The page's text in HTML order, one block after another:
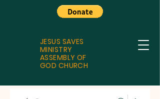
JESUS SAVES
MINISTRY
ASSEMBLY OF
GOD CHURCH